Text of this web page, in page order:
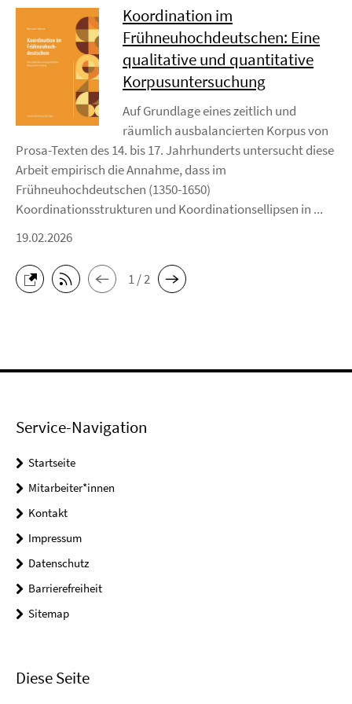
Koordination im
Frühneuhochdeutschen: Eine
qualitative und quantitative
Korpusuntersuchung
Auf Grundlage eines zeitlich und
räumlich ausbalancierten Korpus von
Prosa-Texten des 14. bis 17. Jahrhunderts untersucht diese
Arbeit empirisch die Annahme, dass im
Frühneuhochdeutschen (1350-1650)
Koordinationsstrukturen und Koordinationsellipsen in ...
19.02.2026
1 / 2
Service-Navigation
Startseite
Mitarbeiter*innen
Kontakt
Impressum
Datenschutz
Barrierefreiheit
Sitemap
Diese Seite